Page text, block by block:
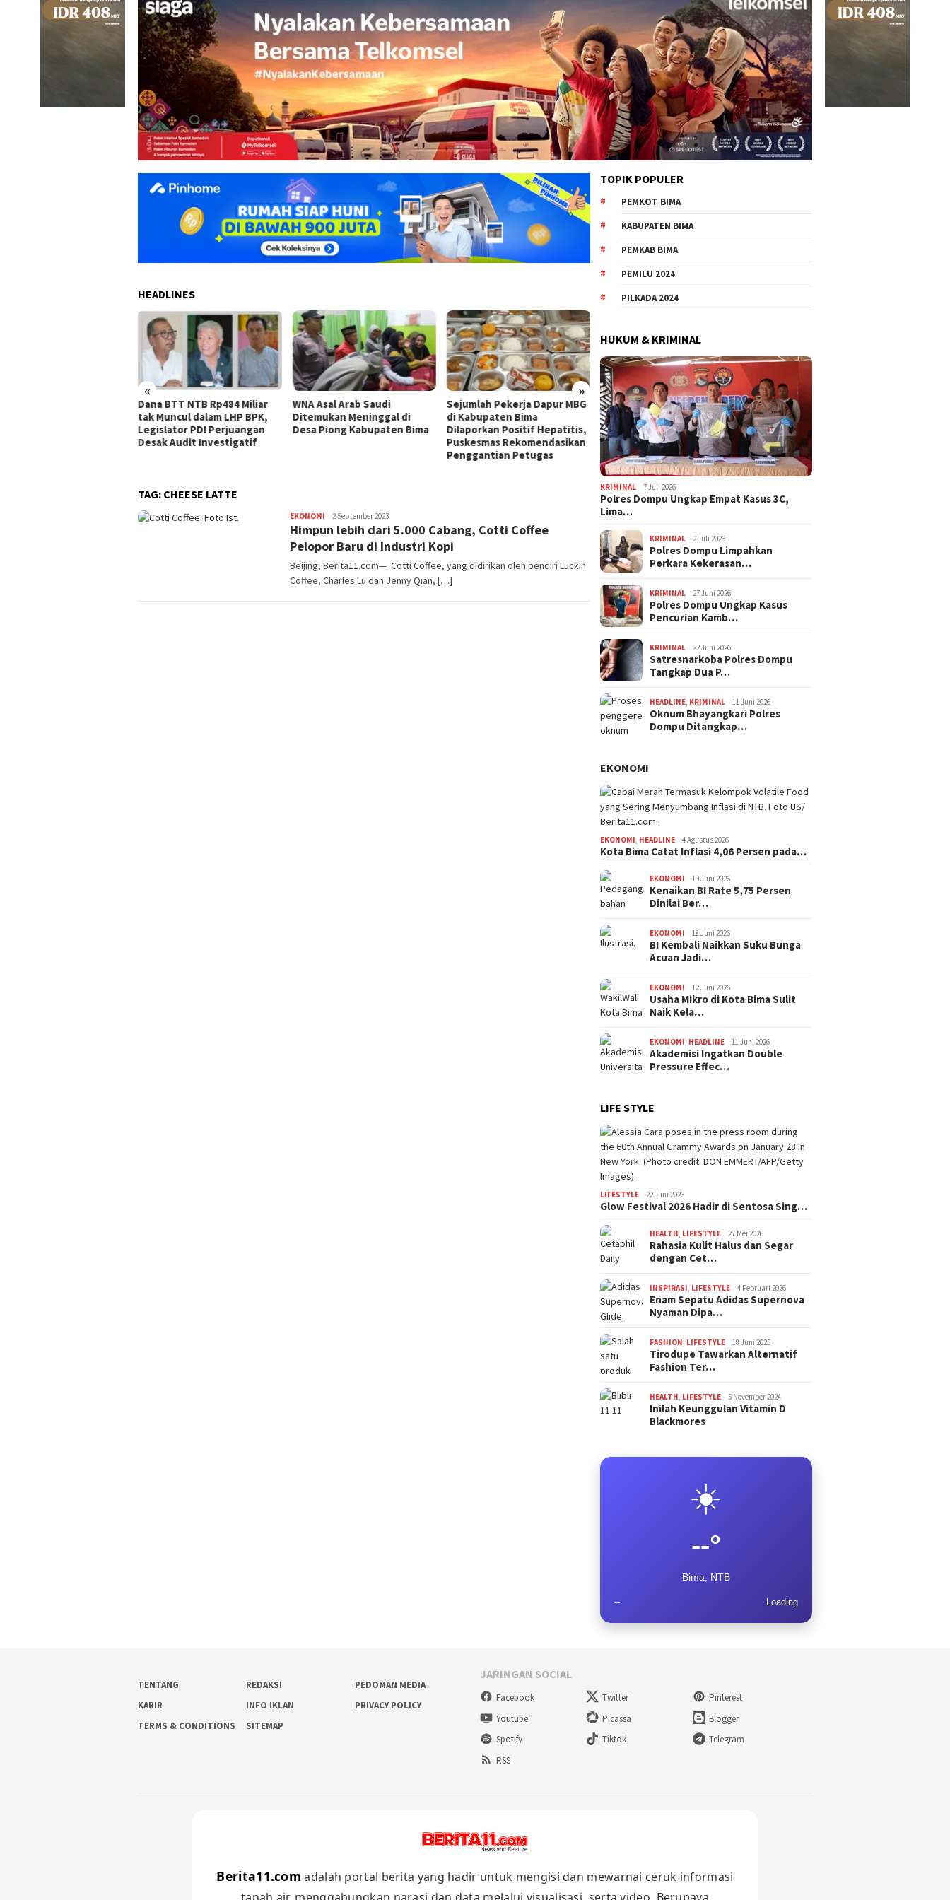
HEADLINES
« »
WNA Asal Arab Saudi
Ditemukan Meninggal di
Desa Piong Kabupaten Bima
Sejumlah Pekerja Dapur MBG
di Kabupaten Bima
Dilaporkan Positif Hepatitis,
Jelang HUT Ke-81 RI, Tokoh
Pemuda NTB Ajak Seluruh
Elemen Bangsa Perkuat
Persatuan
Kota Bima Catat Inflasi 4,06
Persen pada Juli 2026, Lebih
Tinggi dari Sumbawa
Dana BTT NTB Rp484 Miliar
tak Muncul dalam LHP BPK,
Legislator PDI Perjuangan
Desak Audit Investigatif
TAG: CHEESE LATTE
EKONOMI Fachrunnas
AR
2 September 2023
Himpun lebih dari 5.000 Cabang, Cotti Coffee
Pelopor Baru di Industri Kopi
Beijing, Berita11.com— Cotti Coffee, yang didirikan oleh pendiri Luckin
Coffee, Charles Lu dan Jenny Qian, […]
TOPIK POPULER
PEMKOT BIMA
KABUPATEN BIMA
PEMKAB BIMA
PEMILU 2024
PILKADA 2024
HUKUM & KRIMINAL
KRIMINAL 7 Juli 2026
Polres Dompu Ungkap Empat Kasus 3C,
Lima…
KRIMINAL 2 Juli 2026
Polres Dompu Limpahkan
Perkara Kekerasan…
KRIMINAL 27 Juni 2026
Polres Dompu Ungkap Kasus
Pencurian Kamb…
KRIMINAL 22 Juni 2026
Satresnarkoba Polres Dompu
Tangkap Dua P…
HEADLINE, KRIMINAL 11 Juni 2026
Oknum Bhayangkari Polres
Dompu Ditangkap…
EKONOMI
EKONOMI, HEADLINE 4 Agustus 2026
Kota Bima Catat Inflasi 4,06 Persen pada…
EKONOMI 19 Juni 2026
Kenaikan BI Rate 5,75 Persen
Dinilai Ber…
EKONOMI 18 Juni 2026
BI Kembali Naikkan Suku Bunga
Acuan Jadi…
EKONOMI 12 Juni 2026
Usaha Mikro di Kota Bima Sulit
Naik Kela…
EKONOMI, HEADLINE 11 Juni 2026
Akademisi Ingatkan Double
Pressure Effec…
LIFE STYLE
LIFESTYLE 22 Juni 2026
Glow Festival 2026 Hadir di Sentosa Sing…
HEALTH, LIFESTYLE 27 Mei 2026
Rahasia Kulit Halus dan Segar
dengan Cet…
INSPIRASI, LIFESTYLE 4 Februari 2026
Enam Sepatu Adidas Supernova
Nyaman Dipa…
FASHION, LIFESTYLE 18 Juni 2025
Tirodupe Tawarkan Alternatif
Fashion Ter…
HEALTH, LIFESTYLE 5 November 2024
Inilah Keunggulan Vitamin D
Blackmores
☀️
--°
Bima, NTB
-- Loading
TENTANG REDAKSI
PEDOMAN MEDIA
KARIR
INFO IKLAN
PRIVACY POLICY
TERMS & CONDITIONS
SITEMAP
JARINGAN SOCIAL
Facebook Twitter
Pinterest
Youtube
Picassa
Blogger
Spotify
Tiktok
Telegram
RSS
Berita11.com adalah portal berita yang hadir untuk mengisi dan mewarnai ceruk informasi